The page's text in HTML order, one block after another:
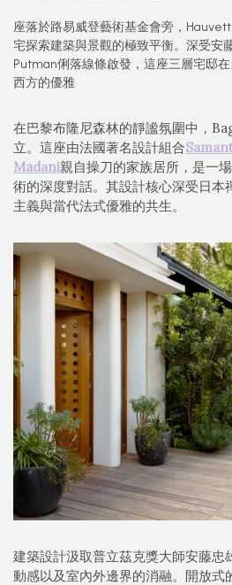
座落於路易威登藝術基金會旁，
宅探索建築與景觀的極致平衡。深受安
Putman俐落線條啟發，這座三層宅邸
西方的優雅
在巴黎布隆尼森林的靜謐氛圍中，
立。這座由法國著名設計組合
Madani親自操刀的家族居所，是一
術的深度對話。其設計核心深受日本
主義與當代法式優雅的共生。
建築設計汲取普立茲克獎大師安藤忠
動感以及室內外邊界的消融。開放式